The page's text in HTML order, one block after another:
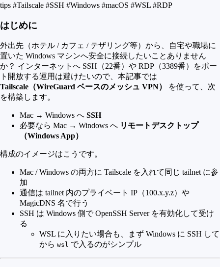
tips #Tailscale #SSH #Windows #macOS #WSL #RDP
はじめに
外出先（ホテル / カフェ / テザリング等）から、自宅や職場に
置いた Windows マシンへ安全に接続したいことありません
か？ インターネットへ SSH（22番）や RDP（3389番）をポー
ト開放する運用は避けたいので、本記事では
Tailscale（WireGuard ベースのメッシュ VPN）
を使って、次
を構築します。
Mac → Windows へ SSH
必要なら Mac → Windows へ リモートデスクトップ
（Windows App）
構成のイメージはこうです。
Mac / Windows の両方に Tailscale を入れて同じ tailnet に参
加
通信は tailnet 内のプライベート IP（100.x.y.z）や
MagicDNS 名で行う
SSH は Windows 側で OpenSSH Server を有効化して受け
る
WSL に入りたい場合も、まず Windows に SSH して
から wsl で入るのがシンプル